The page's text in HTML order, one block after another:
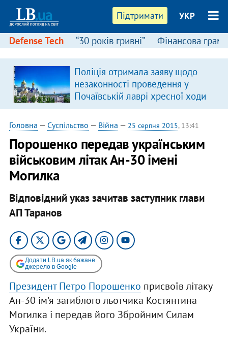
Підтримати УКР
Defense Tech “30 років гривні” Фінансова
Поліція отримала заяву щодо
незаконності проведення у
Почаївській лаврі хресної ходи
Головна — Суспільство — Війна — 25 серпня 2015, 13:41
Порошенко передав українським
військовим літак Ан-30 імені
Могилка
Відповідний указ зачитав заступник глави
АП Таранов
Додати LB.ua як бажане
джерело в Google
Президент Петро Порошенко присвоїв літаку
Ан-30 ім'я загиблого льотчика Костянтина
Могилка і передав його Збройним Силам
України.